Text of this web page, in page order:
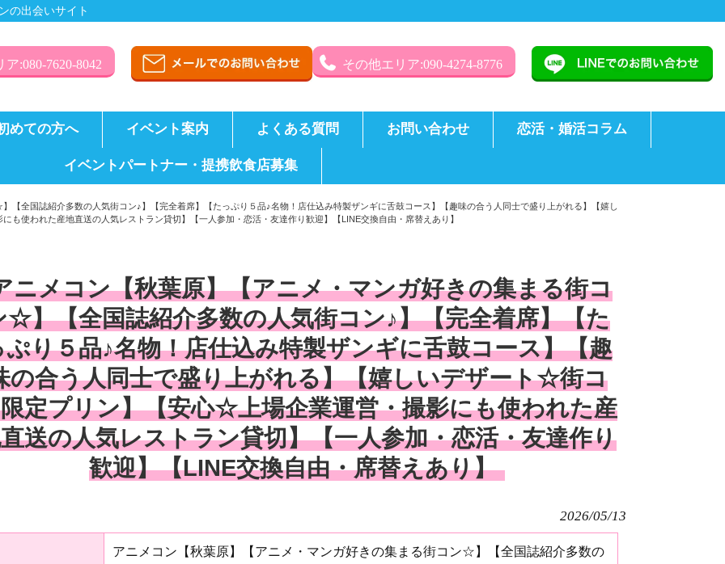
の出会いサイト
:080-7620-8042 その他エリア:090-4274-8776
めての方へ イベント案内 よくある質問 お問い合わせ 恋活・婚活コラム
イベントパートナー・提携飲食店募集
【全国誌紹介多数の人気街コン♪】【完全着席】【たっぷり５品♪名物！店仕込み特製ザンギに舌鼓コース】【趣味の合う人同士で盛り上がれる】【嬉し
使われた産地直送の人気レストラン貸切】【一人参加・恋活・友達作り歓迎】【LINE交換自由・席替えあり】
ニメコン【秋葉原】【アニメ・マンガ好きの集まる街コ
☆】【全国誌紹介多数の人気街コン♪】【完全着席】【た
ぷり５品♪名物！店仕込み特製ザンギに舌鼓コース】【趣
の合う人同士で盛り上がれる】【嬉しいデザート☆街コ
定プリン】【安心☆上場企業運営・撮影にも使われた産
送の人気レストラン貸切】【一人参加・恋活・友達作り
歓迎】【LINE交換自由・席替えあり】
2026/05/13
アニメコン【秋葉原】【アニメ・マンガ好きの集まる街コン☆】【全国誌紹介多数の